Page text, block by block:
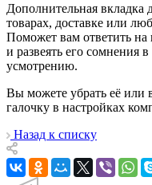
Дополнительная
товарах, доставке или
Поможет вам ответить
и развеять его сомнения
усмотрению.
Вы можете убрать её или
галочку в настройках
Назад к списку